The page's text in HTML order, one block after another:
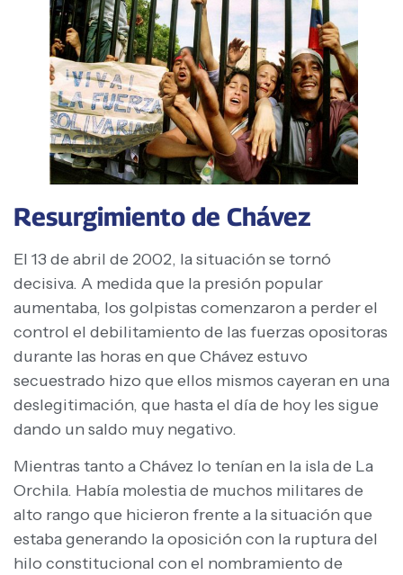
Resurgimiento de Chávez
El 13 de abril de 2002, la situación se tornó
decisiva. A medida que la presión popular
aumentaba, los golpistas comenzaron a perder el
control el debilitamiento de las fuerzas opositoras
durante las horas en que Chávez estuvo
secuestrado hizo que ellos mismos cayeran en una
deslegitimación, que hasta el día de hoy les sigue
dando un saldo muy negativo.
Mientras tanto a Chávez lo tenían en la isla de La
Orchila. Había molestia de muchos militares de
alto rango que hicieron frente a la situación que
estaba generando la oposición con la ruptura del
hilo constitucional con el nombramiento de